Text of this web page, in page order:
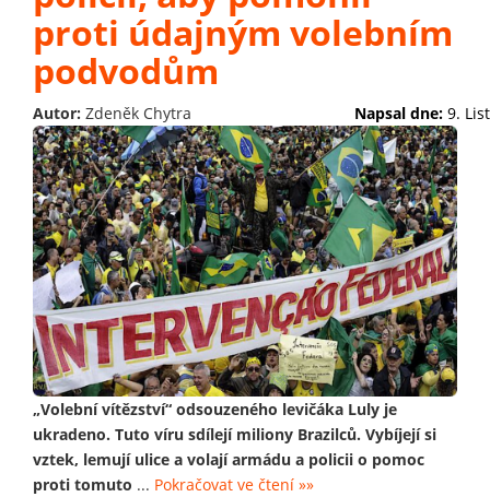
proti údajným volebním
podvodům
Autor: Zdeněk Chytra Napsal dne: 9.
„Volební vítězství“ odsouzeného levičáka Luly je
ukradeno. Tuto víru sdílejí miliony Brazilců. Vybíjejí si
vztek, lemují ulice a volají armádu a policii o pomoc
proti tomuto ... Pokračovat ve čtení »»